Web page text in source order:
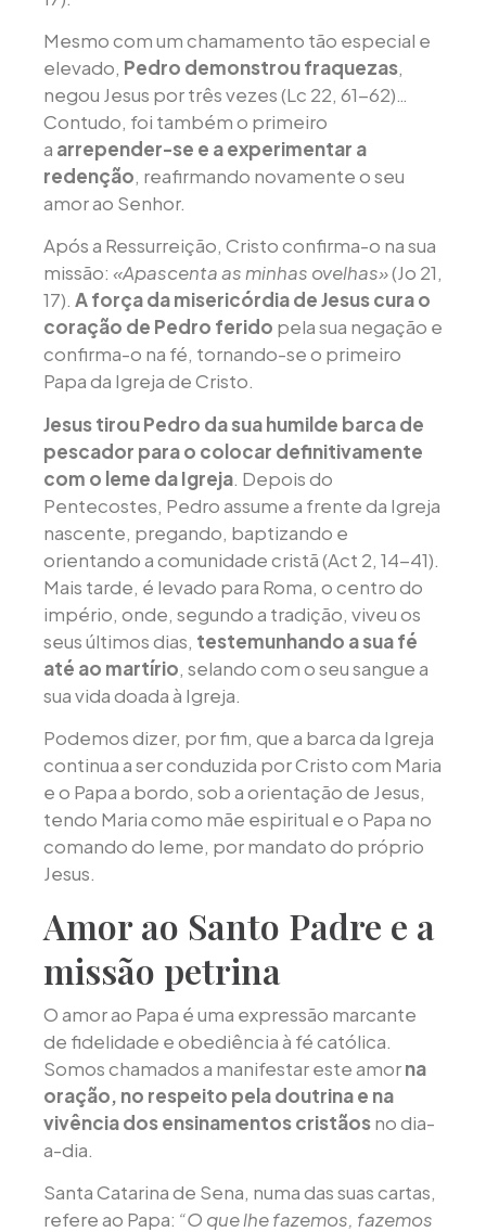
Mesmo com um chamamento tão especial e
elevado, Pedro demonstrou fraquezas,
negou Jesus por três vezes (Lc 22, 61-62)…
Contudo, foi também o primeiro
a arrepender-se e a experimentar a
redenção, reafirmando novamente o seu
amor ao Senhor.
Após a Ressurreição, Cristo confirma-o na sua
missão: «Apascenta as minhas ovelhas»(Jo 21,
17). A força da misericórdia de Jesus cura o
coração de Pedro ferido pela sua negação e
confirma-o na fé, tornando-se o primeiro
Papa da Igreja de Cristo.
Jesus tirou Pedro da sua humilde barca de
pescador para o colocar definitivamente
com o leme da Igreja. Depois do
Pentecostes, Pedro assume a frente da Igreja
nascente, pregando, baptizando e
orientando a comunidade cristã (Act 2, 14-41).
Mais tarde, é levado para Roma, o centro do
império, onde, segundo a tradição, viveu os
seus últimos dias, testemunhando a sua fé
até ao martírio, selando com o seu sangue a
sua vida doada à Igreja.
Podemos dizer, por fim, que a barca da Igreja
continua a ser conduzida por Cristo com Maria
e o Papa a bordo, sob a orientação de Jesus,
tendo Maria como mãe espiritual e o Papa no
comando do leme, por mandato do próprio
Jesus.
Amor ao Santo Padre e a
missão petrina
O amor ao Papa é uma expressão marcante
de fidelidade e obediência à fé católica.
Somos chamados a manifestar este amorna
oração, no respeito pela doutrina e na
vivência dos ensinamentos cristãosno dia-
a-dia.
Santa Catarina de Sena, numa das suas cartas,
refere ao Papa: “O que lhe fazemos, fazemos